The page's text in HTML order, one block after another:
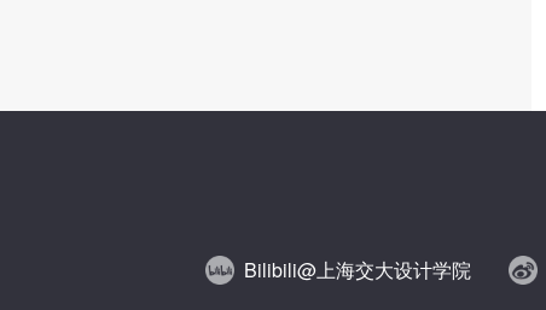
Bilibili@上海交大设计学院